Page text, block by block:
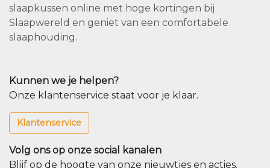
slaapkussen online met hoge kortingen bij
Slaapwereld en geniet van een comfortabele
slaaphouding.
Kunnen we je helpen?
Onze klantenservice staat voor je klaar.
Klantenservice
Volg ons op onze social kanalen
Blijf op de hoogte van onze nieuwtjes en acties.